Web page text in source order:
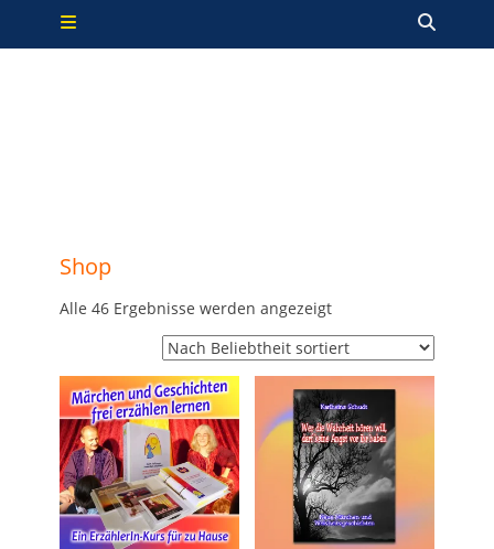
Zum
Primäres Menü
Shop
Alle 46 Ergebnisse werden angezeigtNach
Beliebtheit
sortiert